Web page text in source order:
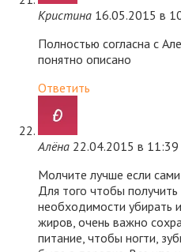
Кристина 16.05.2015 в
Полностью согласна с
понятно описано
Ответить
Алёна 22.04.2015 в 11:39
Молчите лучше если
Для того чтобы
необходимости убирать
жиров, очень важно
питание, чтобы ногти,